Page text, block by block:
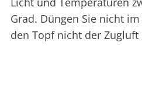
Grad. Düngen Sie nicht
den Topf nicht der Zugluft